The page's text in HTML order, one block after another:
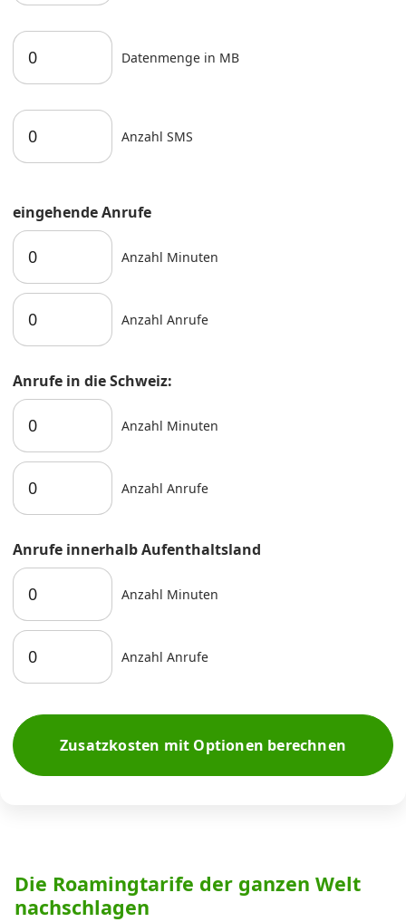
Datenmenge in MB
Anzahl SMS
eingehende Anrufe
Anzahl Minuten
Anzahl Anrufe
Anrufe in die Schweiz:
Anzahl Minuten
Anzahl Anrufe
Anrufe innerhalb Aufenthaltsland
Anzahl Minuten
Anzahl Anrufe
Zusatzkosten mit Optionen berechnen
Die Roamingtarife der ganzen Welt
nachschlagen